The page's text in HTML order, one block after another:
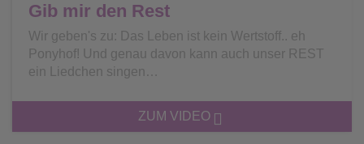
Gib mir den Rest
Wir geben's zu: Das Leben ist kein Wertstoff.. eh
Ponyhof! Und genau davon kann auch unser REST
ein Liedchen singen…
ZUM VIDEO